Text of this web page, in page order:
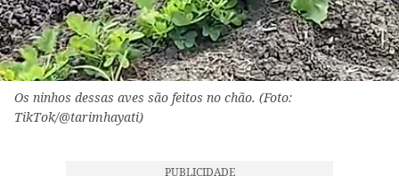
Os ninhos dessas aves são feitos no chão. (Foto:
TikTok/@tarimhayati)